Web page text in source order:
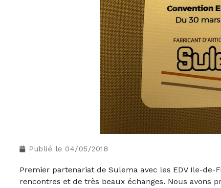
Publié le 04/05/2018
Premier partenariat de Sulema avec les EDV Ile-de-
rencontres et de très beaux échanges. Nous avons